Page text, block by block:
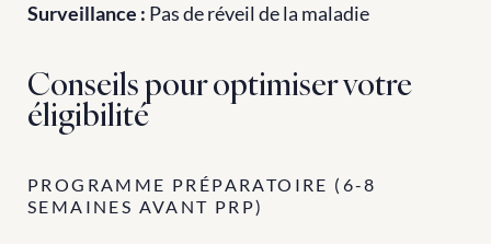
Surveillance : Pas de réveil de la maladie
Conseils pour optimiser votre
éligibilité
PROGRAMME PRÉPARATOIRE (6-8
SEMAINES AVANT PRP)